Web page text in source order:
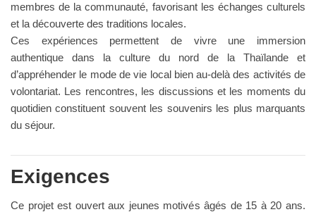
membres de la communauté, favorisant les échanges culturels
et la découverte des traditions locales.
Ces expériences permettent de vivre une immersion
authentique dans la culture du nord de la Thaïlande et
d’appréhender le mode de vie local bien au-delà des activités de
volontariat. Les rencontres, les discussions et les moments du
quotidien constituent souvent les souvenirs les plus marquants
du séjour.
Exigences
Ce projet est ouvert aux jeunes motivés âgés de 15 à 20 ans.